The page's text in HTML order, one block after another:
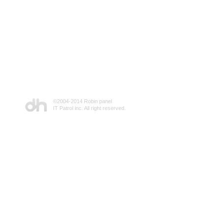
©2004-2014 Robin panel
IT Patrol inc. All right reserved.